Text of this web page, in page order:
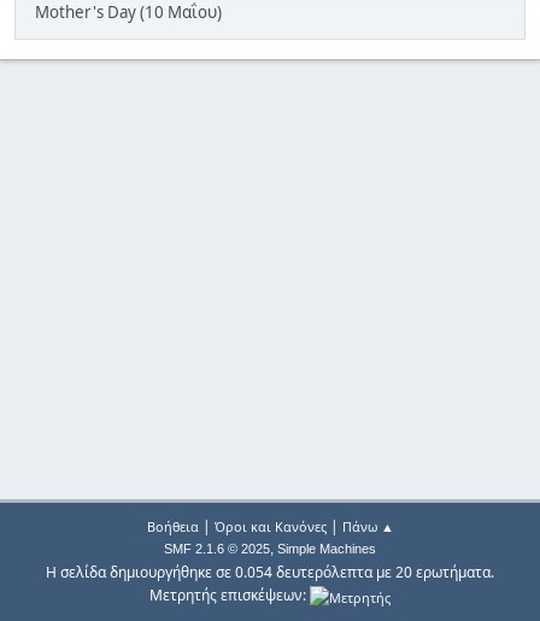
Mother's Day (10 Μαΐου)
Βοήθεια| Όροι και Κανόνες| Πάνω ▲
SMF 2.1.6 © 2025, Simple Machines
Η σελίδα δημιουργήθηκε σε 0.054 δευτερόλεπτα με 20 ερωτήματα.
Μετρητής επισκέψεων: